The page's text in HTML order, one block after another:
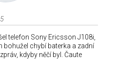
telefon Sony Ericsson J108i,
bohužel chybí baterka a zadní
kdyby něčí byl. Čaute